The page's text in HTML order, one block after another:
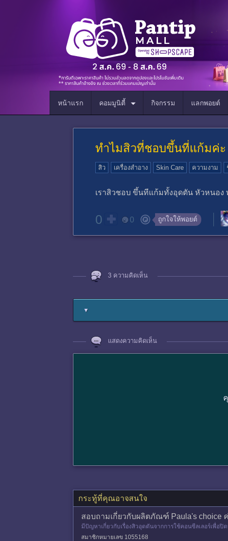
หน้าแรก คอมมูนิตี้ กิจกรรม แลกพอยต์
ทำไมสิวที่ชอบขึ้นที่แก้มค่ะ
สิว เครื่องสำอาง Skin Care ความงาม
เราสิวชอบ ขึ้นทีแก้มทั้งอุดตัน หัวหนอง
0 0 ถูกใจให้พอยต์
3 ความคิดเห็น
▼
แสดงความคิดเห็น
กระทู้ที่คุณอาจสนใจ
สอบถามเกี่ยวกับผลิตภัณฑ์ Paula's choice
มีปัญหาเกี่ยวกับเรื่องสิวอุดตันจากการใช้คอนซีลเลอร์เพื่อ
กท เป็นคนไม่ค่อย
สมาชิกหมายเลข 1055168